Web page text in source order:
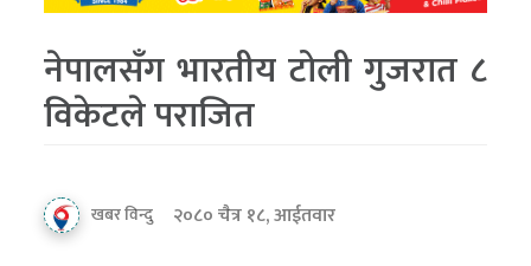
नेपालसँग भारतीय टोली गुजरात ८
विकेटले पराजित
खबर विन्दु २०८० चैत्र १८, आईतवार